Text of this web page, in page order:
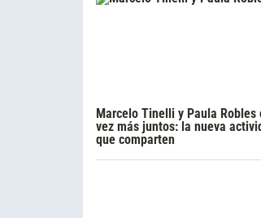
Marcelo Tinelli y Paula Robles
vez más juntos: la nueva
que comparten